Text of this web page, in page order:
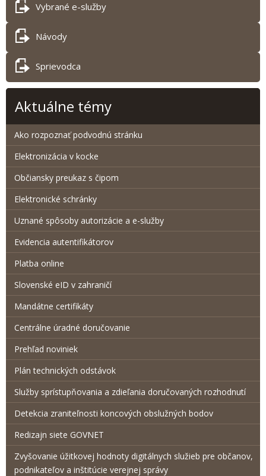
Vybrané e-služby
Návody
Sprievodca
Aktuálne témy
Ako rozpoznať podvodnú stránku
Elektronizácia v kocke
Občiansky preukaz s čipom
Elektronické schránky
Uznané spôsoby autorizácie a e-služby
Evidencia autentifikátorov
Platba online
Slovenské eID v zahraničí
Mandátne certifikáty
Centrálne úradné doručovanie
Prehľad noviniek
Plán technických odstávok
Služby sprístupňovania a zdieľania doručovaných rozhodnutí
Detekcia zraniteľnosti koncových obslužných bodov
Redizajn siete GOVNET
Zvyšovanie úžitkovej hodnoty digitálnych služieb pre občanov,
podnikateľov a inštitúcie verejnej správy